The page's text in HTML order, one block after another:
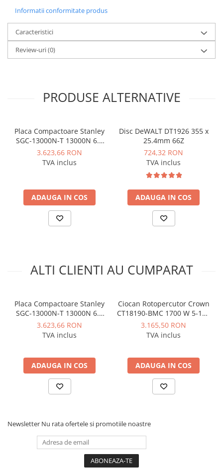
Informatii conformitate produs
Caracteristici
Review-uri(0)
PRODUSE ALTERNATIVE
Placa Compactoare Stanley
SGC-13000N-T 13000N 6.5
CP 196cc
3.623,66 RON
TVA inclus
ADAUGA IN COS
Disc DeWALT DT1926 355 x
25.4mm 66Z
724,32 RON
TVA inclus
ADAUGA IN COS
ALTI CLIENTI AU CUMPARAT
Placa Compactoare Stanley
SGC-13000N-T 13000N 6.5
CP 196cc
3.623,66 RON
TVA inclus
ADAUGA IN COS
Ciocan Rotopercutor Crown
CT18190-BMC 1700 W 5-19 J
55 mm 1750-2150 rpm
3.165,50 RON
TVA inclus
ADAUGA IN COS
Newsletter Nu rata ofertele si promotiile noastre